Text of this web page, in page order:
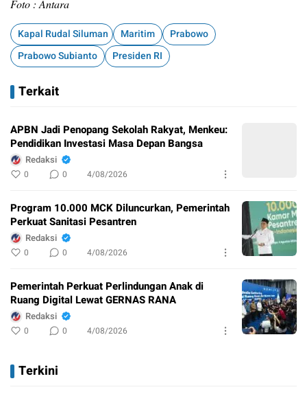
Foto : Antara
Kapal Rudal Siluman Maritim
Prabowo
Prabowo Subianto
Presiden RI
Terkait
APBN Jadi Penopang Sekolah Rakyat, Menkeu:
Pendidikan Investasi Masa Depan Bangsa
Redaksi
0 0 4/08/2026
Program 10.000 MCK Diluncurkan, Pemerintah
Perkuat Sanitasi Pesantren
Redaksi
0 0 4/08/2026
Pemerintah Perkuat Perlindungan Anak di
Ruang Digital Lewat GERNAS RANA
Redaksi
0 0 4/08/2026
Terkini